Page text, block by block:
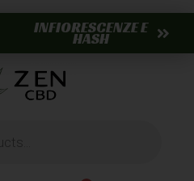
INFIORESCENZE E
HASH